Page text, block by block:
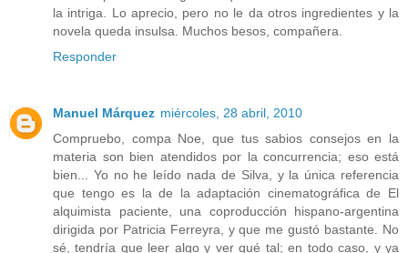
la intriga. Lo aprecio, pero no le da otros ingredientes y la
novela queda insulsa. Muchos besos, compañera.
Responder
Manuel Márquez miércoles, 28 abril, 2010
Compruebo, compa Noe, que tus sabios consejos en la
materia son bien atendidos por la concurrencia; eso está
bien... Yo no he leído nada de Silva, y la única referencia
que tengo es la de la adaptación cinematográfica de El
alquimista paciente, una coproducción hispano-argentina
dirigida por Patricia Ferreyra, y que me gustó bastante. No
sé, tendría que leer algo y ver qué tal; en todo caso, y ya